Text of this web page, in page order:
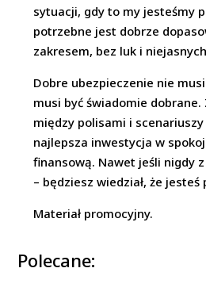
sytuacji, gdy to my jesteśmy
potrzebne jest dobrze
zakresem, bez luk i
Dobre ubezpieczenie nie
musi być świadomie dobrane.
między polisami i
najlepsza inwestycja w
finansową. Nawet jeśli nigdy
– będziesz wiedział, że jesteś
Materiał promocyjny.
Polecane: